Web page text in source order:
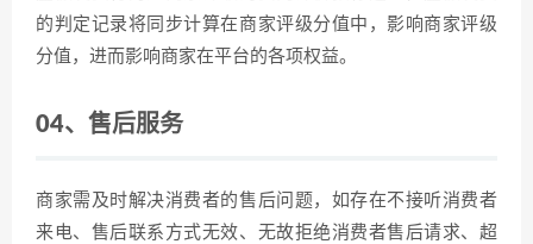
的判定记录将同步计算在商家评级分值中，影响商家评级
分值，进而影响商家在平台的各项权益。
04、 售后服务
商家需及时解决消费者的售后问题，如存在不接听消费者
来电、售后联系方式无效、无故拒绝消费者售后请求、超